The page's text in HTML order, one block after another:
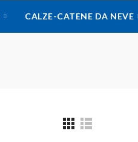
CALZE-CATENE DA NEVE